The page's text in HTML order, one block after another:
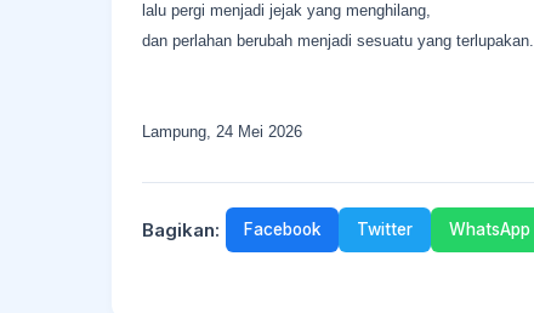
lalu pergi menjadi jejak yang menghilang,
dan perlahan berubah menjadi sesuatu yang terlupakan.
Lampung, 24 Mei 2026
Bagikan: Facebook Twitter WhatsApp